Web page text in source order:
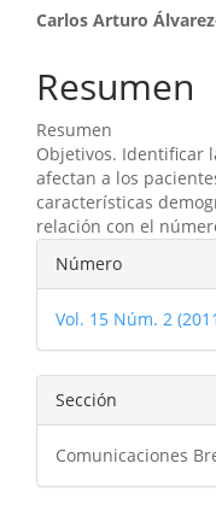
Carlos Arturo
Resumen
Resumen
Objetivos. Identificar
afectan a los
características
relación con el
Detalles
del
artículo
Número
Vol. 15 Núm. 2
Sección
Comunicaciones